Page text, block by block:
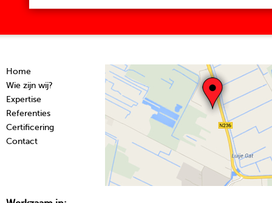
Home
Wie zijn wij?
Expertise
Referenties
Certificering
Contact